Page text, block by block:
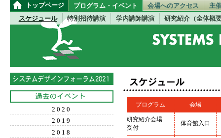
トップページ
プログラム・イベント
スケジュール
特別招待講演 学内講師講演 研究紹介（全体概
会場へのアクセス 主
2020
2019
2018
プログラム 会場
研究紹介会場
受付
体育館入口